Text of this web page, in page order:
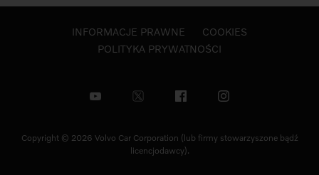
INFORMACJE PRAWNE
COOKIES
POLITYKA PRYWATNOŚCI
Copyright © 2026 Volvo Car Corporation (lub firmy stowarzyszone bądź
licencjodawcy).